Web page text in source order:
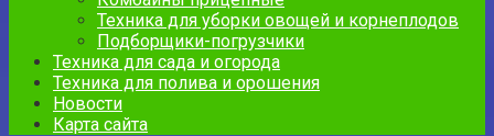
Техника для уборки овощей и корнеплодов
Подборщики-погрузчики
Техника для сада и огорода
Техника для полива и орошения
Новости
Карта сайта